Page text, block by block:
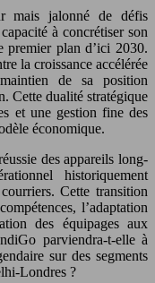
mais jalonné de défis
à concrétiser son
premier plan d’ici 2030.
la croissance accélérée
de sa position
Cette dualité stratégique
et une gestion fine des
économique.
des appareils long-
historiquement
Cette transition
l’adaptation
des équipages aux
parviendra-t-elle à
sur des segments
Londres ?